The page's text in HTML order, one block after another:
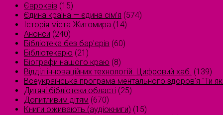
Євроквіз (15)
Єдина країна — єдина сім’я (574)
Історія міста Житомира (14)
Анонси (240)
Бібліотека без бар'єрів (60)
Бібліотекарю (21)
Біографи нашого краю (8)
Відділ інноваційних технологій. Цифровий хаб. (139)
Всеукраїнська програма ментального здоров'я "Ти
Дитячі бібліотеки області (25)
Допитливим дітям (670)
Книги оживають (аудіокниги) (15)